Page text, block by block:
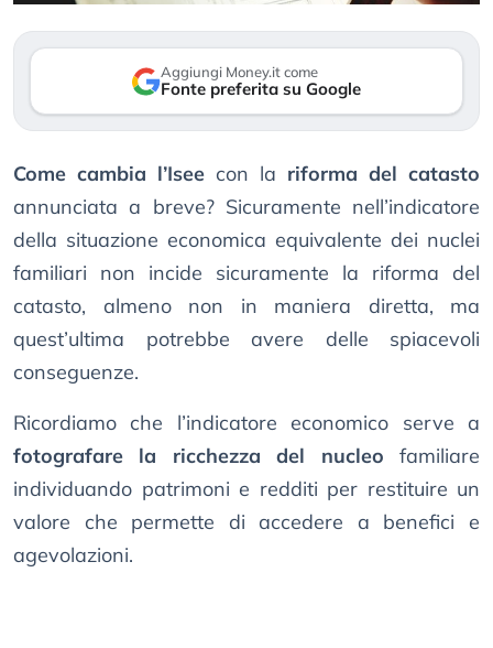
Aggiungi Money.it come
Fonte preferita su Google
Come cambia l’Isee con la riforma del catasto
annunciata a breve? Sicuramente nell’indicatore
della situazione economica equivalente dei nuclei
familiari non incide sicuramente la riforma del
catasto, almeno non in maniera diretta, ma
quest’ultima potrebbe avere delle spiacevoli
conseguenze.
Ricordiamo che l’indicatore economico serve a
fotografare la ricchezza del nucleo familiare
individuando patrimoni e redditi per restituire un
valore che permette di accedere a benefici e
agevolazioni.